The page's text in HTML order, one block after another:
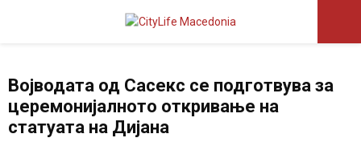
R
I
Војводата од Сасекс се подготвува за
церемонијалното откривање на
статуата на Дијана